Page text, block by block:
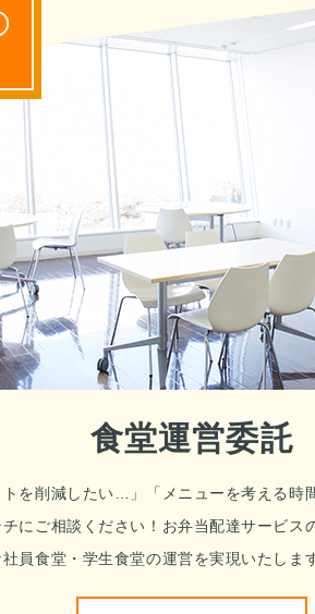
食堂運営委託
トを削減したい…」「メニューを考える
にご相談ください！お弁当配達サービス
員食堂・学生食堂の運営を実現いたしま